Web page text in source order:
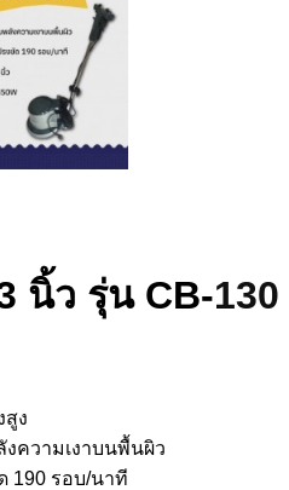
นิ้ว รุ่น CB-130
สูง
ความเงาบนพื้นผิว
190 รอบ/นาที